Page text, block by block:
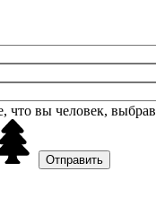
что вы человек, выбрав